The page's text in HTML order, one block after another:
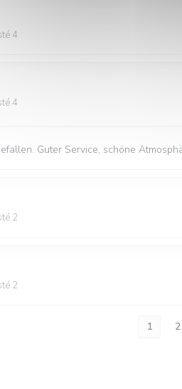
4
4
Guter Service, schöne
2
2
1 2